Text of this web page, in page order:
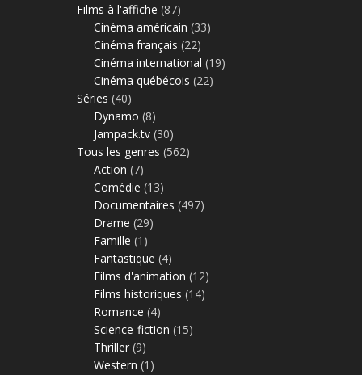
Films à l'affiche (87)
Cinéma américain (33)
Cinéma français (22)
Cinéma international (19)
Cinéma québécois (22)
Séries (40)
Dynamo (8)
Jampack.tv (30)
Tous les genres (562)
Action (7)
Comédie (13)
Documentaires (497)
Drame (29)
Famille (1)
Fantastique (4)
Films d'animation (12)
Films historiques (14)
Romance (4)
Science-fiction (15)
Thriller (9)
Western (1)